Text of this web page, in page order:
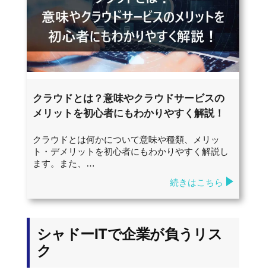
クラウドとは？意味やクラウドサービスの
メリットを初心者にもわかりやすく解説！
クラウドとは何かについて意味や種類、メリッ
ト・デメリットを初心者にもわかりやすく解説し
ます。また、…
続きはこちら
シャドーITで企業が負うリス
ク